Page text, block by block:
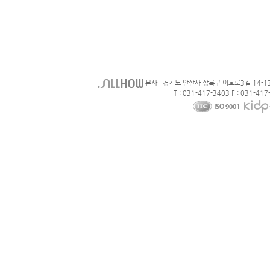
본사 : 경기도 안산사 상록구 이호로3길 14-
T : 031-417-3403 F : 031-